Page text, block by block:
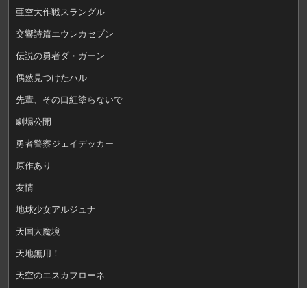
亜空大作戦スラングル
交響詩篇エウレカセブン
伝説の勇者ダ・ガーン
偶然見つけたハル
先輩、その口紅塗らないで
劇場公開
勇者警察ジェイデッカー
原作あり
友情
地球少女アルジュナ
天国大魔境
天地無用！
天空のエスカフローネ